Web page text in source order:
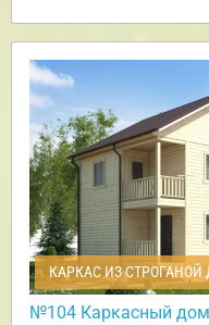
КАРКАС ИЗ СТРОГАНОЙ
№104 Каркасный дом